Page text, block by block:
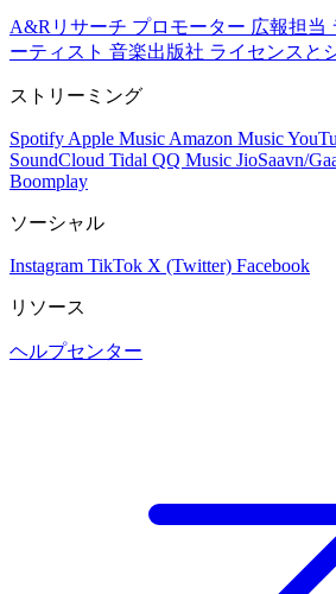
A&Rリサーチ プロモーター 広報担当
ーティスト 音楽出版社 ライセンスと
ストリーミング
Spotify Apple Music Amazon Music
SoundCloud Tidal QQ Music JioSaavn/
Boomplay
ソーシャル
Instagram TikTok X (Twitter) Facebook
リソース
ヘルプセンター